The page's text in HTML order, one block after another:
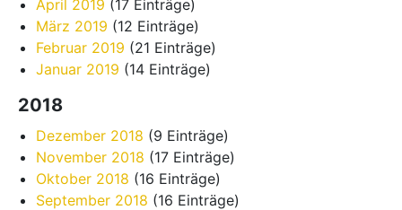
April 2019 (17 Einträge)
März 2019 (12 Einträge)
Februar 2019 (21 Einträge)
Januar 2019 (14 Einträge)
2018
Dezember 2018 (9 Einträge)
November 2018 (17 Einträge)
Oktober 2018 (16 Einträge)
September 2018 (16 Einträge)